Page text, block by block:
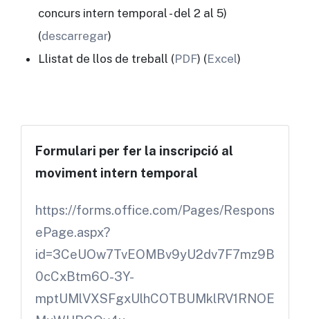
concurs intern temporal - del 2 al 5)
(descarregar)
Llistat de llos de treball (PDF) (Excel)
Formulari per fer la inscripció al
moviment intern temporal
https://forms.office.com/Pages/Respons
ePage.aspx?
id=3CeUOw7TvEOMBv9yU2dv7F7mz9B
0cCxBtm6O-3Y-
mptUMlVXSFgxUlhCOTBUMklRV1RNOE